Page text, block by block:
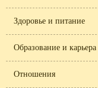
Здоровье и питание
Образование и карьера
Отношения